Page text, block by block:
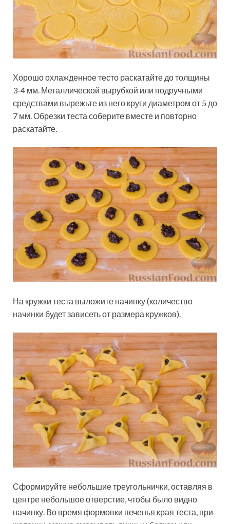
Хорошо охлажденное тесто раскатайте до толщины
3-4 мм. Металлической вырубкой или подручными
средствами вырежьте из него круги диаметром от 5 до
7 мм. Обрезки теста соберите вместе и повторно
раскатайте.
На кружки теста выложите начинку (количество
начинки будет зависеть от размера кружков).
Сформируйте небольшие треугольнички, оставляя в
центре небольшое отверстие, чтобы было видно
начинку. Во время формовки печенья края теста, при